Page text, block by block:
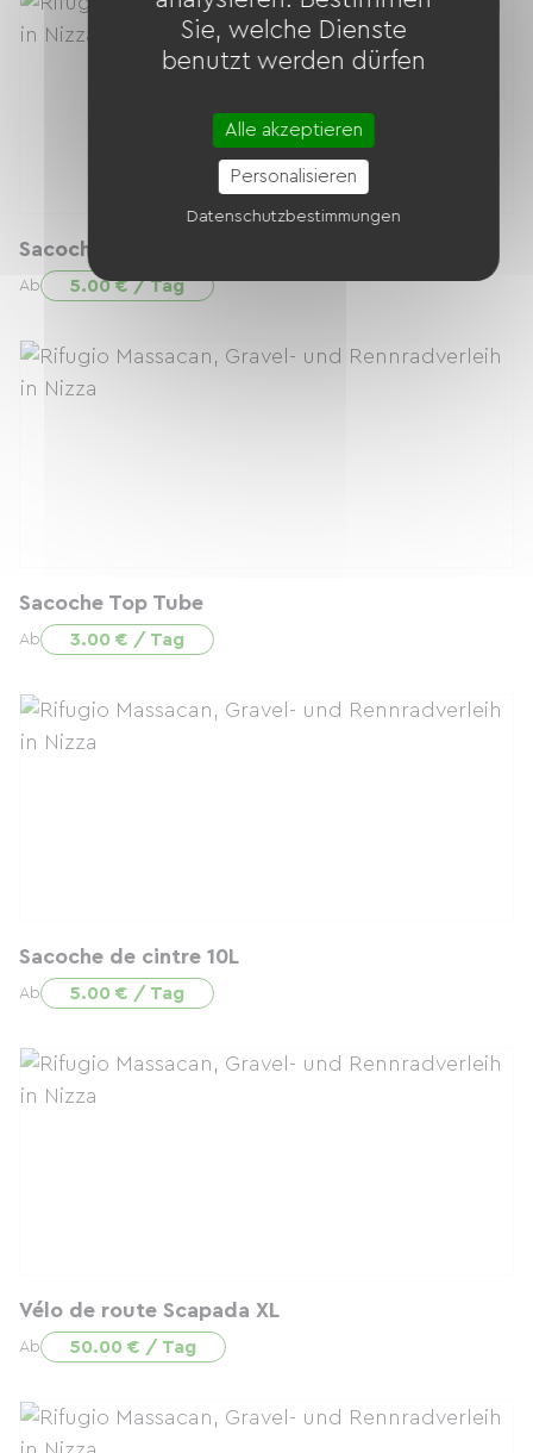
Sacoche de cadre
Ab 5.00 € / Tag
Sacoche Top Tube
Ab 3.00 € / Tag
Sacoche de cintre 10L
Ab 5.00 € / Tag
Vélo de route Scapada XL
Ab 50.00 € / Tag
Sie, welche Dienste
benutzt werden dürfen
Alle akzeptieren
Personalisieren
Datenschutzbestimmungen